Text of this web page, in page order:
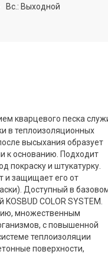
Вс.: Выходной
кварцевого песка
в теплоизоляционных
высыхания образует
к основанию. Подходит
покраску и штукатурку.
и защищает его от
Доступный в
СOLOR SYSTEM.
множественным
с повышенной
теплоизоляции
поверхности,